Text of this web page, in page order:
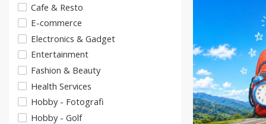
Cafe & Resto
E-commerce
Electronics & Gadget
Entertainment
Fashion & Beauty
Health Services
Hobby - Fotografi
Hobby - Golf